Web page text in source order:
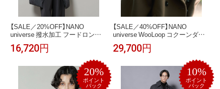
【SALE／20%OFF】NANO
universe 撥水加工 フードロング
ダウンコート ナノユニバース ジ
ャケット・アウター ダウンジャ
ケット・ダウンベスト グレー ブ
ラック ブラウン【送料無料】
16,720円
【SALE／40%OFF】NANO
universe WooLoop コクーンダブ
ルコート ナノユニバース ジャケ
ット・アウター その他のジャケ
ット・アウター ベージュ ブラウ
ン ネイビー【送料無料】
29,700円
20%
ポイント
バック
10%
ポイント
バック